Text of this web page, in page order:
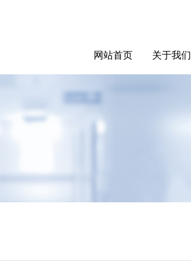
网站首页 关于我们